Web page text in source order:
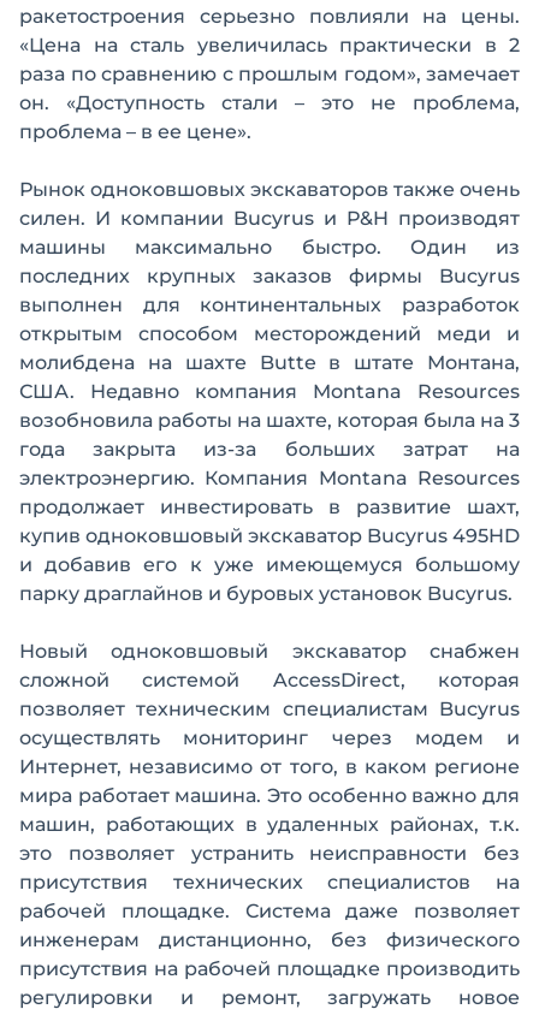
ракетостроения серьезно повлияли на цены.
«Цена на сталь увеличилась практически в 2
раза по сравнению с прошлым годом», замечает
он. «Доступность стали – это не проблема,
проблема – в ее цене».
Рынок одноковшовых экскаваторов также очень
силен. И компании Bucyrus и P&H производят
машины максимально быстро. Один из
последних крупных заказов фирмы Bucyrus
выполнен для континентальных разработок
открытым способом месторождений меди и
молибдена на шахте Butte в штате Монтана,
США. Недавно компания Montana Resources
возобновила работы на шахте, которая была на 3
года закрыта из-за больших затрат на
электроэнергию. Компания Montana Resources
продолжает инвестировать в развитие шахт,
купив одноковшовый экскаватор Bucyrus 495HD
и добавив его к уже имеющемуся большому
парку драглайнов и буровых установок Bucyrus.
Новый одноковшовый экскаватор снабжен
сложной системой AccessDirect, которая
позволяет техническим специалистам Bucyrus
осуществлять мониторинг через модем и
Интернет, независимо от того, в каком регионе
мира работает машина. Это особенно важно для
машин, работающих в удаленных районах, т.к.
это позволяет устранить неисправности без
присутствия технических специалистов на
рабочей площадке. Система даже позволяет
инженерам дистанционно, без физического
присутствия на рабочей площадке производить
регулировки и ремонт, загружать новое